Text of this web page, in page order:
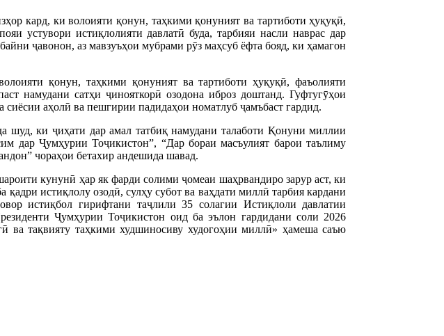
кард, ки волоияти қонун, таҳкими қонуният ва тартиботи ҳуқуқӣ,
устувори истиқлолияти давлатӣ буда, тарбияи насли наврас дар
ҷавонон, аз мавзуъҳои мубрами рӯз маҳсуб ёфта бояд, ки ҳамагон
қонун, таҳкими қонуният ва тартиботи ҳуқуқӣ, фаъолияти
намудани сатҳи ҷинояткорӣ озодона иброз доштанд. Гуфтугӯҳои
аҳолӣ ва пешгирии падидаҳои номатлуб ҷамъбаст гардид.
шуд, ки ҷиҳати дар амал татбиқ намудани талаботи Қонуни миллии
дар Ҷумҳурии Тоҷикистон”, “Дар бораи масъулият барои таълиму
чораҳои бетахир андешида шавад.
кунунӣ ҳар як фарди солими ҷомеаи шаҳрвандиро зарур аст, ки
қадри истиқлолу озодӣ, сулҳу субот ва ваҳдати миллӣ тарбия кардани
истиқбол гирифтани таҷлили 35 солагии Истиқлоли давлатии
Ҷумҳурии Тоҷикистон оид ба эълон гардидани соли 2026
ва тақвияту таҳкими худшиносиву худогоҳии миллӣ» ҳамеша саъю